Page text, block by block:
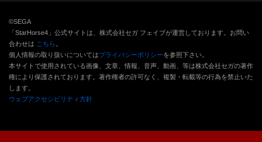
©SEGA
「StarHorse4」公式サイトは、株式会社セガ フェイブが運営しております。お問い
合わせは こちら
個人情報の取り扱いについてはプライバシーポリシーを参照下さい。
本サイトで使用されている画像、文章、情報、音声、動画、等は株式会社セガの著作
権により保護されております。 著作権者の許可なく、複製・転載等の行為を禁止いた
します。
ウェブアクセシビリティ方針